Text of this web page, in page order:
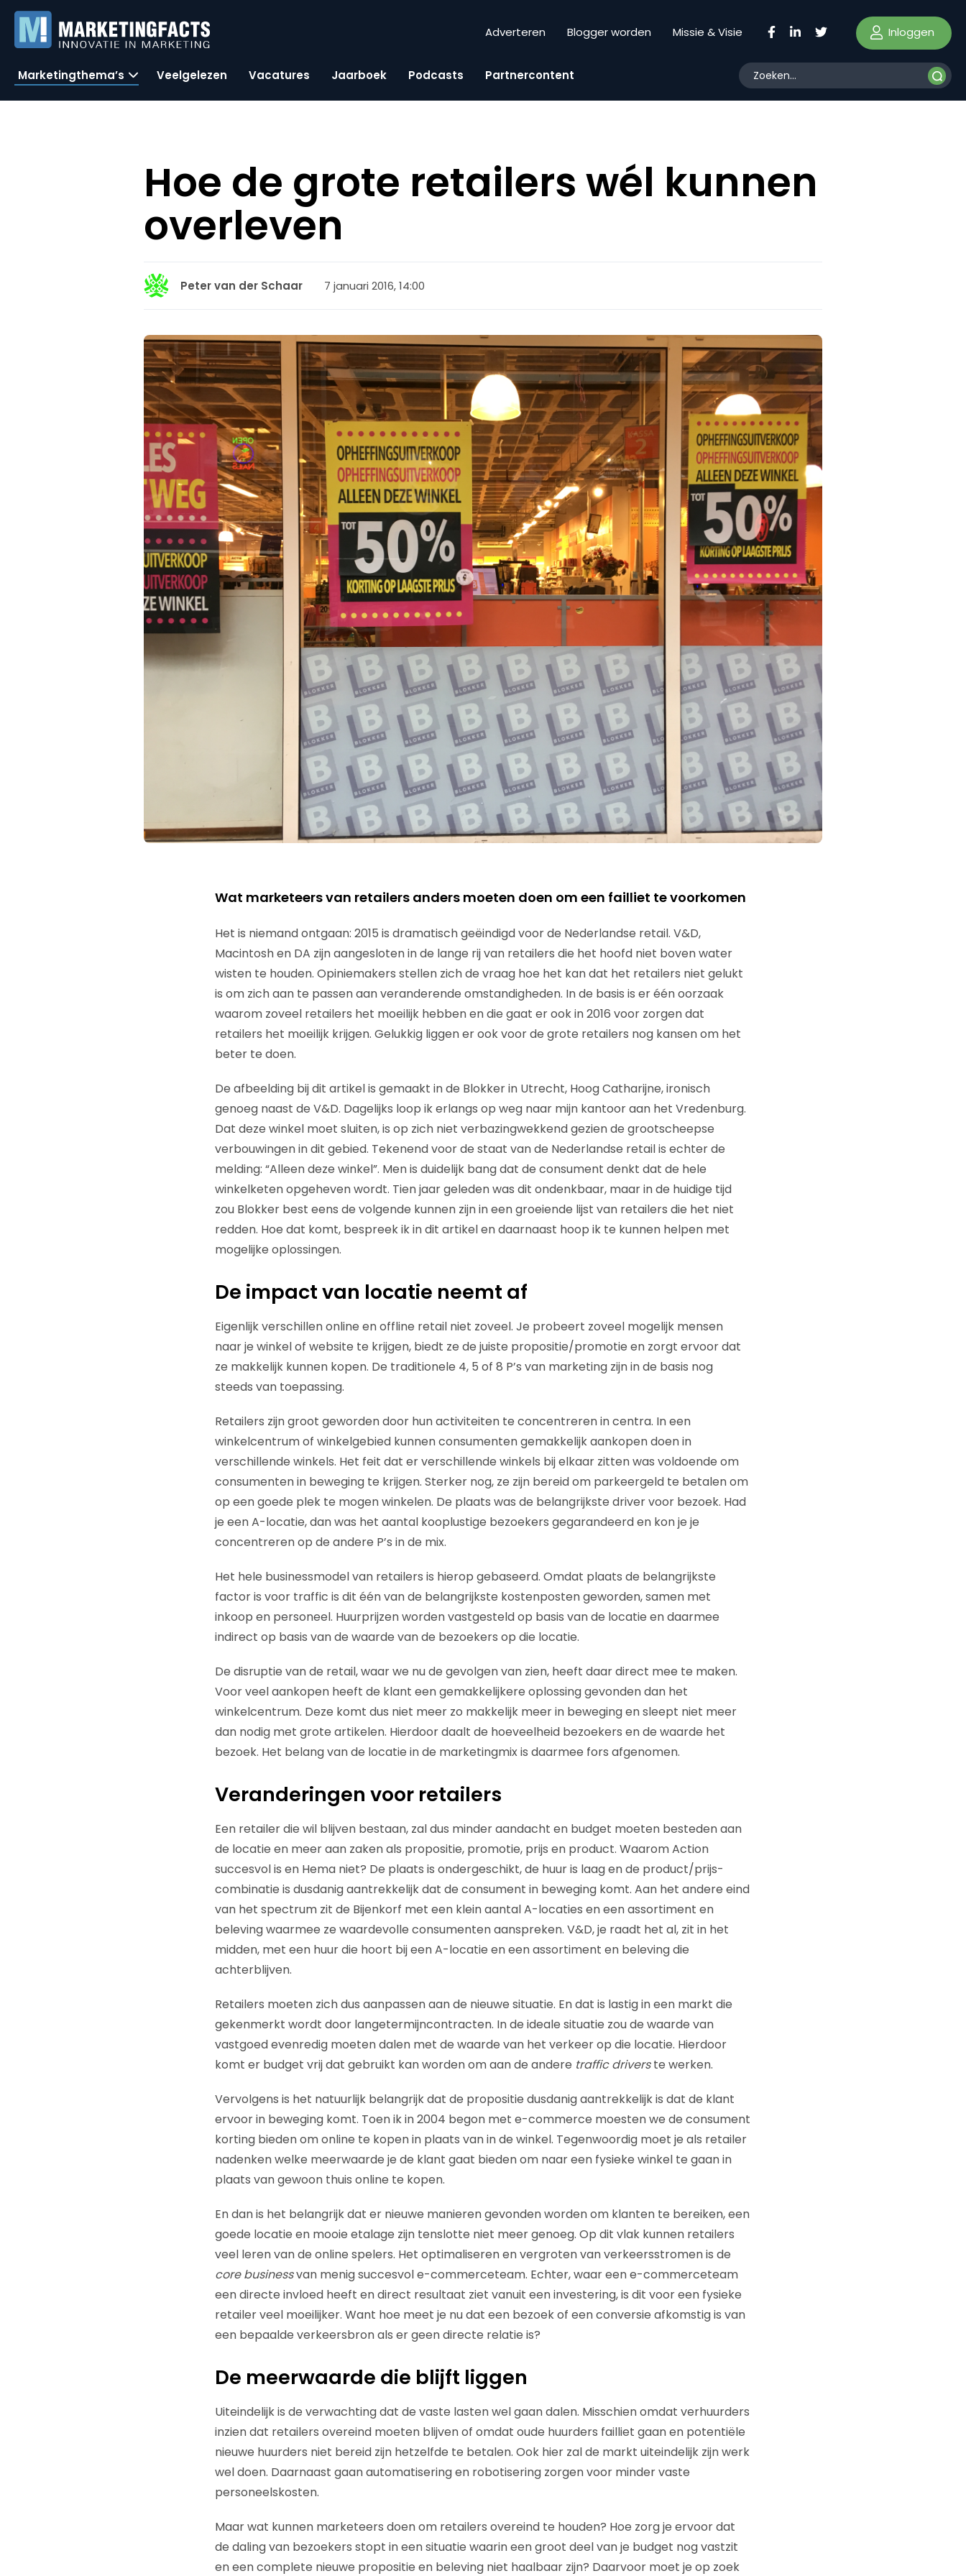
Adverteren Blogger worden Missie & Visie Inloggen
Marketingthema’s Veelgelezen Vacatures Jaarboek Podcasts Partnercontent
Hoe de grote retailers wél kunnen
overleven
Peter van der Schaar 7 januari 2016, 14:00
Wat marketeers van retailers anders moeten doen om een failliet te voorkomen
Het is niemand ontgaan: 2015 is dramatisch geëindigd voor de Nederlandse retail. V&D,
Macintosh en DA zijn aangesloten in de lange rij van retailers die het hoofd niet boven water
wisten te houden. Opiniemakers stellen zich de vraag hoe het kan dat het retailers niet gelukt
is om zich aan te passen aan veranderende omstandigheden. In de basis is er één oorzaak
waarom zoveel retailers het moeilijk hebben en die gaat er ook in 2016 voor zorgen dat
retailers het moeilijk krijgen. Gelukkig liggen er ook voor de grote retailers nog kansen om het
beter te doen.
De afbeelding bij dit artikel is gemaakt in de Blokker in Utrecht, Hoog Catharijne, ironisch
genoeg naast de V&D. Dagelijks loop ik erlangs op weg naar mijn kantoor aan het Vredenburg.
Dat deze winkel moet sluiten, is op zich niet verbazingwekkend gezien de grootscheepse
verbouwingen in dit gebied. Tekenend voor de staat van de Nederlandse retail is echter de
melding: “Alleen deze winkel”. Men is duidelijk bang dat de consument denkt dat de hele
winkelketen opgeheven wordt. Tien jaar geleden was dit ondenkbaar, maar in de huidige tijd
zou Blokker best eens de volgende kunnen zijn in een groeiende lijst van retailers die het niet
redden. Hoe dat komt, bespreek ik in dit artikel en daarnaast hoop ik te kunnen helpen met
mogelijke oplossingen.
De impact van locatie neemt af
Eigenlijk verschillen online en offline retail niet zoveel. Je probeert zoveel mogelijk mensen
naar je winkel of website te krijgen, biedt ze de juiste propositie/promotie en zorgt ervoor dat
ze makkelijk kunnen kopen. De traditionele 4, 5 of 8 P’s van marketing zijn in de basis nog
steeds van toepassing.
Retailers zijn groot geworden door hun activiteiten te concentreren in centra. In een
winkelcentrum of winkelgebied kunnen consumenten gemakkelijk aankopen doen in
verschillende winkels. Het feit dat er verschillende winkels bij elkaar zitten was voldoende om
consumenten in beweging te krijgen. Sterker nog, ze zijn bereid om parkeergeld te betalen om
op een goede plek te mogen winkelen. De plaats was de belangrijkste driver voor bezoek. Had
je een A-locatie, dan was het aantal kooplustige bezoekers gegarandeerd en kon je je
concentreren op de andere P’s in de mix.
Het hele businessmodel van retailers is hierop gebaseerd. Omdat plaats de belangrijkste
factor is voor traffic is dit één van de belangrijkste kostenposten geworden, samen met
inkoop en personeel. Huurprijzen worden vastgesteld op basis van de locatie en daarmee
indirect op basis van de waarde van de bezoekers op die locatie.
De disruptie van de retail, waar we nu de gevolgen van zien, heeft daar direct mee te maken.
Voor veel aankopen heeft de klant een gemakkelijkere oplossing gevonden dan het
winkelcentrum. Deze komt dus niet meer zo makkelijk meer in beweging en sleept niet meer
dan nodig met grote artikelen. Hierdoor daalt de hoeveelheid bezoekers en de waarde het
bezoek. Het belang van de locatie in de marketingmix is daarmee fors afgenomen.
Veranderingen voor retailers
Een retailer die wil blijven bestaan, zal dus minder aandacht en budget moeten besteden aan
de locatie en meer aan zaken als propositie, promotie, prijs en product. Waarom Action
succesvol is en Hema niet? De plaats is ondergeschikt, de huur is laag en de product/prijs-
combinatie is dusdanig aantrekkelijk dat de consument in beweging komt. Aan het andere eind
van het spectrum zit de Bijenkorf met een klein aantal A-locaties en een assortiment en
beleving waarmee ze waardevolle consumenten aanspreken. V&D, je raadt het al, zit in het
midden, met een huur die hoort bij een A-locatie en een assortiment en beleving die
achterblijven.
Retailers moeten zich dus aanpassen aan de nieuwe situatie. En dat is lastig in een markt die
gekenmerkt wordt door langetermijncontracten. In de ideale situatie zou de waarde van
vastgoed evenredig moeten dalen met de waarde van het verkeer op die locatie. Hierdoor
komt er budget vrij dat gebruikt kan worden om aan de andere traffic driverste werken.
Vervolgens is het natuurlijk belangrijk dat de propositie dusdanig aantrekkelijk is dat de klant
ervoor in beweging komt. Toen ik in 2004 begon met e-commerce moesten we de consument
korting bieden om online te kopen in plaats van in de winkel. Tegenwoordig moet je als retailer
nadenken welke meerwaarde je de klant gaat bieden om naar een fysieke winkel te gaan in
plaats van gewoon thuis online te kopen.
En dan is het belangrijk dat er nieuwe manieren gevonden worden om klanten te bereiken, een
goede locatie en mooie etalage zijn tenslotte niet meer genoeg. Op dit vlak kunnen retailers
veel leren van de online spelers. Het optimaliseren en vergroten van verkeersstromen is de
core businessvan menig succesvol e-commerceteam. Echter, waar een e-commerceteam
een directe invloed heeft en direct resultaat ziet vanuit een investering, is dit voor een fysieke
retailer veel moeilijker. Want hoe meet je nu dat een bezoek of een conversie afkomstig is van
een bepaalde verkeersbron als er geen directe relatie is?
De meerwaarde die blijft liggen
Uiteindelijk is de verwachting dat de vaste lasten wel gaan dalen. Misschien omdat verhuurders
inzien dat retailers overeind moeten blijven of omdat oude huurders failliet gaan en potentiële
nieuwe huurders niet bereid zijn hetzelfde te betalen. Ook hier zal de markt uiteindelijk zijn werk
wel doen. Daarnaast gaan automatisering en robotisering zorgen voor minder vaste
personeelskosten.
Maar wat kunnen marketeers doen om retailers overeind te houden? Hoe zorg je ervoor dat
de daling van bezoekers stopt in een situatie waarin een groot deel van je budget nog vastzit
en een complete nieuwe propositie en beleving niet haalbaar zijn? Daarvoor moet je op zoek